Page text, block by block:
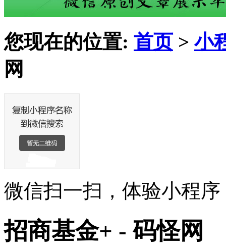
您现在的位置: 首页 >小
网
微信扫一扫，体验小程序
招商基金+ - 码怪网